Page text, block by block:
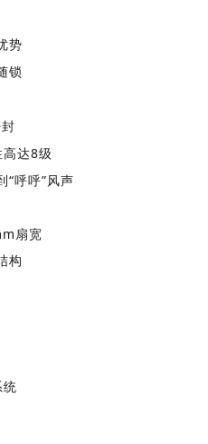
势
锁
达8级
“呼呼”风声
扇宽
构
统